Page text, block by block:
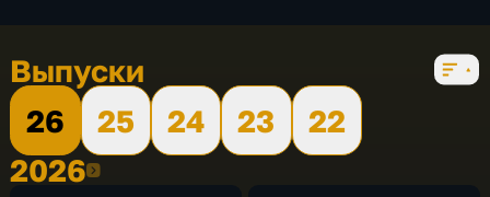
Выпуски
26
25 24 23
22
20262026